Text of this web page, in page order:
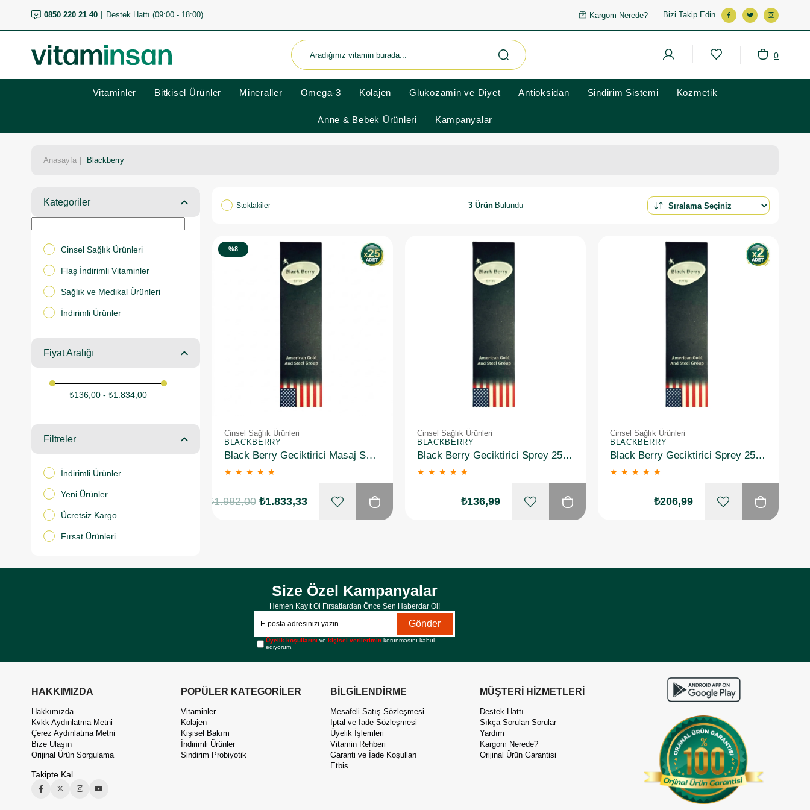
0850 220 21 40 Destek Hattı (09:00 - 18:00) Kargom Nerede? Bizi Takip Edin
0
Vitaminler Bitkisel Ürünler Mineraller Omega-3 Kolajen Glukozamin ve Diyet Antioksidan Sindirim Sistemi Kozmetik
Anne & Bebek Ürünleri Kampanyalar
Anasayfa Blackberry
Kategoriler
Cinsel Sağlık Ürünleri
Flaş İndirimli Vitaminler
Sağlık ve Medikal Ürünleri
İndirimli Ürünler
Fiyat Aralığı
₺136,00 - ₺1.834,00
Filtreler
İndirimli Ürünler
Yeni Ürünler
Ücretsiz Kargo
Fırsat Ürünleri
Stoktakiler 3 Ürün
Cinsel Sağlık Ürünleri
BLACKBERRY
Black Berry Geciktirici Masaj Spreyi 25 ml 25 Adet
★ ★ ★ ★ ★
%8
₺1.833,33
₺1.982,00
Cinsel Sağlık Ürünleri
BLACKBERRY
Black Berry Geciktirici Sprey 25 ml
★ ★ ★ ★ ★
₺136,99
Cinsel Sağlık Ürünleri
BLACKBERRY
Black Berry Geciktirici Sprey 25 ml 2 Adet
★ ★ ★ ★ ★
₺206,99
Size Özel Kampanyalar
Hemen Kayıt Ol Fırsatlardan Önce Sen Haberdar Ol!
Gönder
Üyelik koşullarını vekişisel verilerimin korunmasını kabul
ediyorum.
HAKKIMIZDA
Hakkımızda
Kvkk Aydınlatma Metni
Çerez Aydınlatma Metni
Bize Ulaşın
Orijinal Ürün Sorgulama
Takipte Kal
POPÜLER KATEGORİLER
Vitaminler
Kolajen
Kişisel Bakım
İndirimli Ürünler
Sindirim Probiyotik
BİLGİLENDİRME
Mesafeli Satış Sözleşmesi
İptal ve İade Sözleşmesi
Üyelik İşlemleri
Vitamin Rehberi
Garanti ve İade Koşulları
Etbis
MÜŞTERİ HİZMETLERİ
Destek Hattı
Sıkça Sorulan Sorular
Yardım
Kargom Nerede?
Orijinal Ürün Garantisi